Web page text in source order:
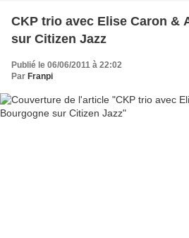
CKP trio avec Elise Caron &
sur Citizen Jazz
Publié le 06/06/2011 à 22:02
Par Franpi